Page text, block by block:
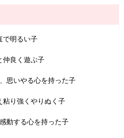
で明るい子
仲良く遊ぶ子
思いやる心を持った子
粘り強くやりぬく子
動する心を持った子